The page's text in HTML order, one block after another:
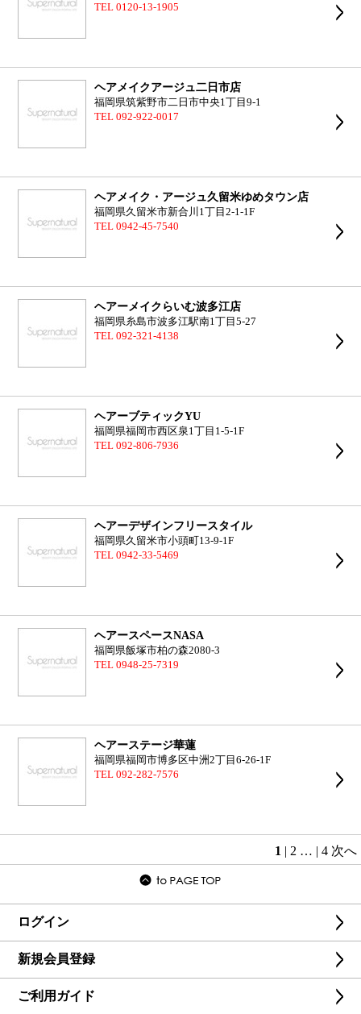
TEL 0120-13-1905
ヘアメイクアージュ二日市店
福岡県筑紫野市二日市中央1丁目9-1
TEL 092-922-0017
ヘアメイク・アージュ久留米ゆめタウン店
福岡県久留米市新合川1丁目2-1-1F
TEL 0942-45-7540
ヘアーメイクらいむ波多江店
福岡県糸島市波多江駅南1丁目5-27
TEL 092-321-4138
ヘアーブティックYU
福岡県福岡市西区泉1丁目1-5-1F
TEL 092-806-7936
ヘアーデザインフリースタイル
福岡県久留米市小頭町13-9-1F
TEL 0942-33-5469
ヘアースペースNASA
福岡県飯塚市柏の森2080-3
TEL 0948-25-7319
ヘアーステージ華蓮
福岡県福岡市博多区中洲2丁目6-26-1F
TEL 092-282-7576
1 | 2 … | 4 次へ
ログイン
新規会員登録
ご利用ガイド